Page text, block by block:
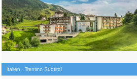
Italien - Trentino-Südtirol